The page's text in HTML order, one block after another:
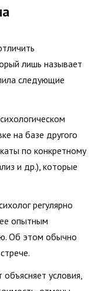
лишь называет
следующие
на базе другого
по конкретному
и др.), которые
регулярно
опытным
Об этом обычно
условия,